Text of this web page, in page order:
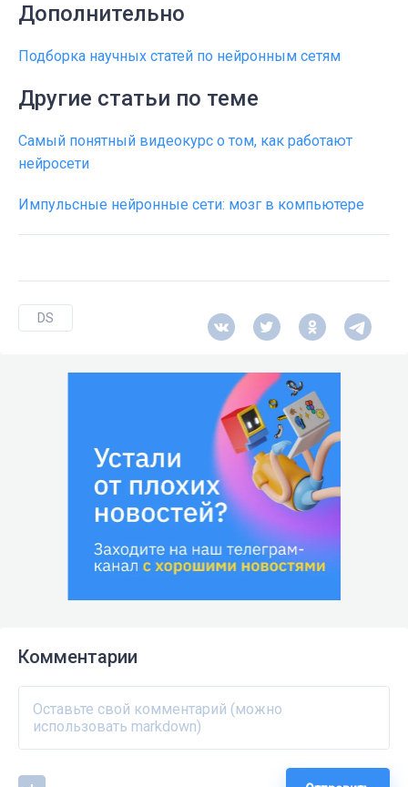
Дополнительно
Подборка научных статей по нейронным сетям
Другие статьи по теме
Самый понятный видеокурс о том, как работают
нейросети
Импульсные нейронные сети: мозг в компьютере
DS
Комментарии